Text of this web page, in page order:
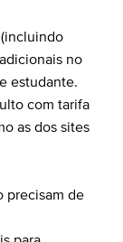
no
estudante.
com tarifa
as dos sites
precisam de